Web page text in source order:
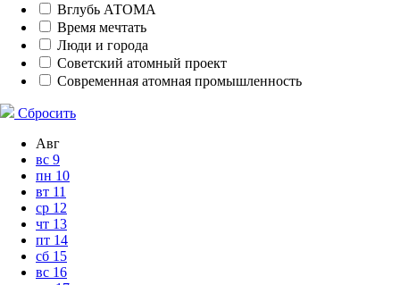
Вглубь АТОМА
Время мечтать
Люди и города
Советский атомный проект
Современная атомная промышленность
Сбросить
Авг
вс 9
пн 10
вт 11
ср 12
чт 13
пт 14
сб 15
вс 16